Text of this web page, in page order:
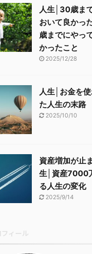
人生│30歳ま
おいて良かっ
歳までにやっ
かったこと
2025/12/28
人生│お金を
た人生の末路
2025/10/10
資産増加が止
生│資産7000
る人生の変化
2025/9/14